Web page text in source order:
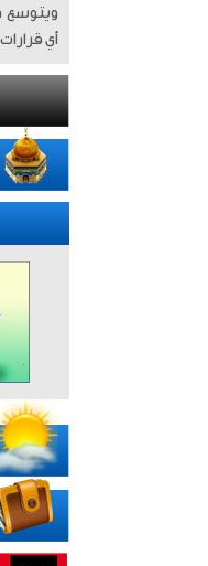
ويتوسع
أي